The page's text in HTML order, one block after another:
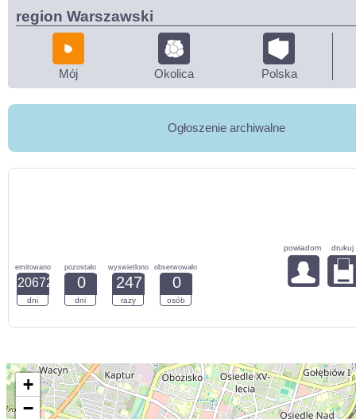
region Warszawski
Mój Okolica Polska
Ogłoszenie archiwalne
emitowano
20672
dni
pozostało
0
dni
wyswietlono
247
razy
obserwowało
0
osób
powiadom drukuj
+
−